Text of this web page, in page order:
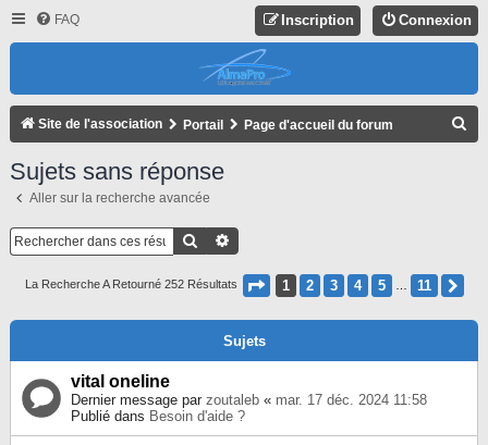
FAQ Connexion
Inscription
Site de l'association Portail Page d'accueil du forum
H
Sujets sans réponse
Aller sur la recherche avancée
Rechercher
La Recherche A Retourné 252 Résultats Page 1Sur 11
1 2 3 4 5 11
Sujets
vital oneline
Dernier message par zoutaleb « mar. 17 déc. 2024 11:58
Publié dans Besoin d'aide ?